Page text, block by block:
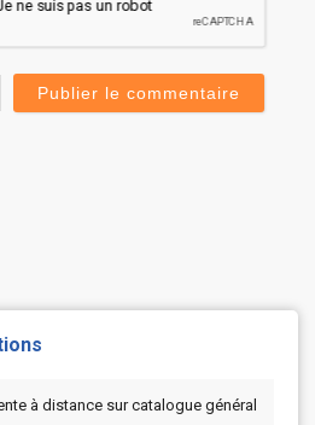
à distance sur catalogue général